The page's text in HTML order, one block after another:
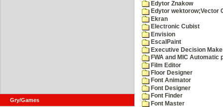
Gry/Games
Edytor Znakow
Edytor wektorow;Vector
Ekran
Electronic Cubist
Envision
EscalPaint
Executive Decision
FWA and MIC
Film Editor
Floor Designer
Font Animator
Font Designer
Font Finder
Font Master